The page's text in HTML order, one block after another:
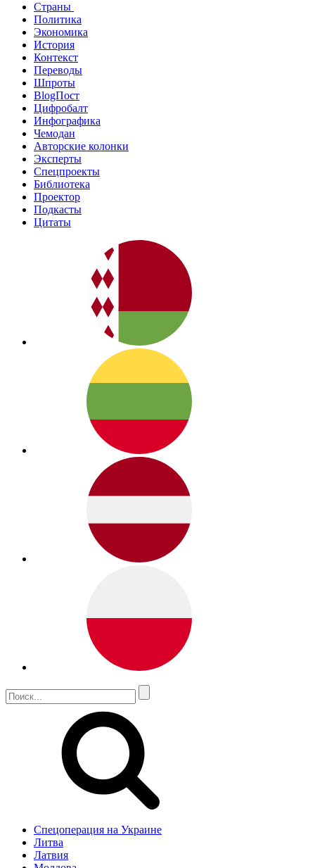
Страны
Политика
Экономика
История
Контекст
Переводы
Шпроты
BlogПост
Цифробалт
Инфографика
Чемодан
Авторские колонки
Эксперты
Спецпроекты
Библиотека
Проектор
Подкасты
Цитаты
Спецоперация на Украине
Литва
Латвия